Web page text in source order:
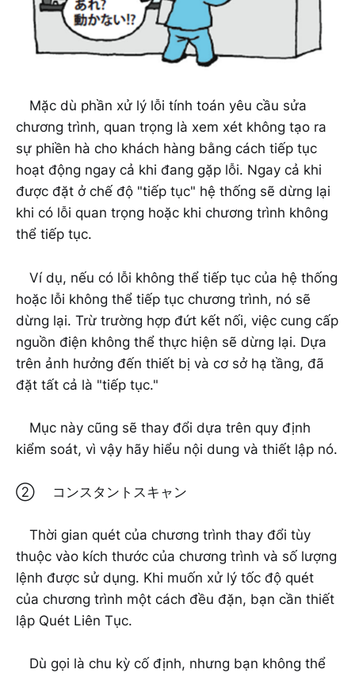
Mặc dù phần xử lý lỗi tính toán yêu cầu sửa
chương trình, quan trọng là xem xét không tạo ra
sự phiền hà cho khách hàng bằng cách tiếp tục
hoạt động ngay cả khi đang gặp lỗi. Ngay cả khi
được đặt ở chế độ "tiếp tục" hệ thống sẽ dừng lại
khi có lỗi quan trọng hoặc khi chương trình không
thể tiếp tục.
Ví dụ, nếu có lỗi không thể tiếp tục của hệ thống
hoặc lỗi không thể tiếp tục chương trình, nó sẽ
dừng lại. Trừ trường hợp đứt kết nối, việc cung cấp
nguồn điện không thể thực hiện sẽ dừng lại. Dựa
trên ảnh hưởng đến thiết bị và cơ sở hạ tầng, đã
đặt tất cả là "tiếp tục."
Mục này cũng sẽ thay đổi dựa trên quy định
kiểm soát, vì vậy hãy hiểu nội dung và thiết lập nó.
② コンスタントスキャン
Thời gian quét của chương trình thay đổi tùy
thuộc vào kích thước của chương trình và số lượng
lệnh được sử dụng. Khi muốn xử lý tốc độ quét
của chương trình một cách đều đặn, bạn cần thiết
lập Quét Liên Tục.
Dù gọi là chu kỳ cố định, nhưng bạn không thể